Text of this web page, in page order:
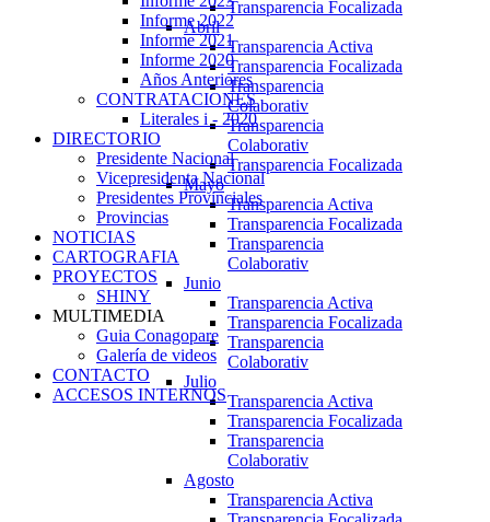
Transparencia Focalizada
Abril
Transparencia Activa
Transparencia Focalizada
Transparencia
Colaborativ
Transparencia
Colaborativ
Transparencia Focalizada
Mayo
Transparencia Activa
Transparencia Focalizada
Transparencia
Colaborativ
Junio
Transparencia Activa
Transparencia Focalizada
Transparencia
Colaborativ
Julio
Transparencia Activa
Transparencia Focalizada
Transparencia
Colaborativ
Agosto
Transparencia Activa
Informe 2022
Informe 2021
Informe 2020
Años Anteriores
CONTRATACIONES
Literales i - 2020
DIRECTORIO
Presidente Nacional
Vicepresidenta Nacional
Presidentes Provinciales
Provincias
NOTICIAS
CARTOGRAFIA
PROYECTOS
SHINY
MULTIMEDIA
Guia Conagopare
Galería de videos
CONTACTO
ACCESOS INTERNOS